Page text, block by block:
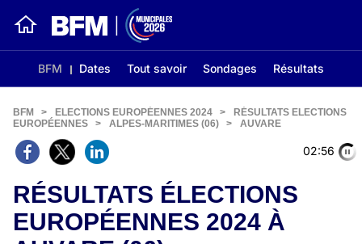
BFM Dates Tout savoir Sondages Résultats
02:56
BFM > ELECTIONS EUROPÉENNES 2024 >
RÉSULTATS ELECTIONS
EUROPÉENNES
> ALPES-MARITIMES (06) > AUVARE
RÉSULTATS ÉLECTIONS
EUROPÉENNES 2024 À